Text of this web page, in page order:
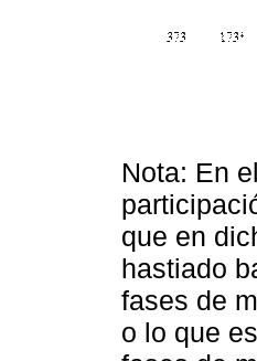
Nota: En
que en
hastiado
fases de
o lo que